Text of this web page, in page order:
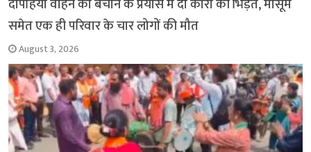
दोपहिया वाहन को बचाने के प्रयास में दो कारों की भिड़ंत, मासूम
समेत एक ही परिवार के चार लोगों की मौत
August 3, 2026